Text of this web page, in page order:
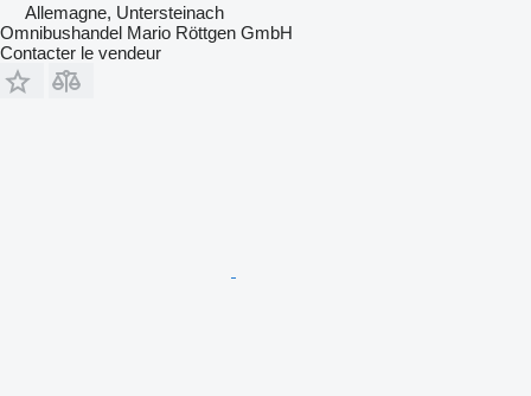
Allemagne, Untersteinach
Omnibushandel Mario Röttgen GmbH
Contacter le vendeur